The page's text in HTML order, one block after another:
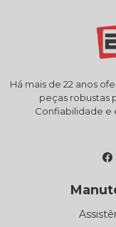
Há mais de 22 anos
peças robustas
Confiabilidade e